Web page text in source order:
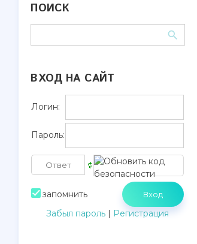
ПОИСК
ВХОД НА САЙТ
Логин:
Пароль:
запомнить
Забыл пароль | Регистрация